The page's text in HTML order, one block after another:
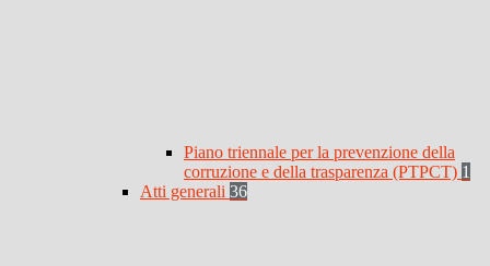
Piano triennale per la prevenzione della
corruzione e della trasparenza (PTPCT) 1
Atti generali 36